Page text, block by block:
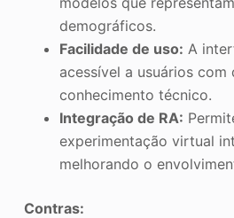
demográficos.
Facilidade de uso: A
acessível a usuários
conhecimento técnico.
Integração de RA:
experimentação virtual
melhorando o
Contras: